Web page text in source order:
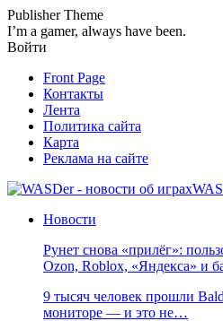
Publisher Theme
I’m a gamer, always have been.
Войти
Front Page
Контакты
Лента
Политика сайта
Карта
Реклама на сайте
Новости
Рунет снова «прилёг»:
Ozon, Roblox, «Яндекса» и
9 тысяч человек прошли
мониторе — и это не…